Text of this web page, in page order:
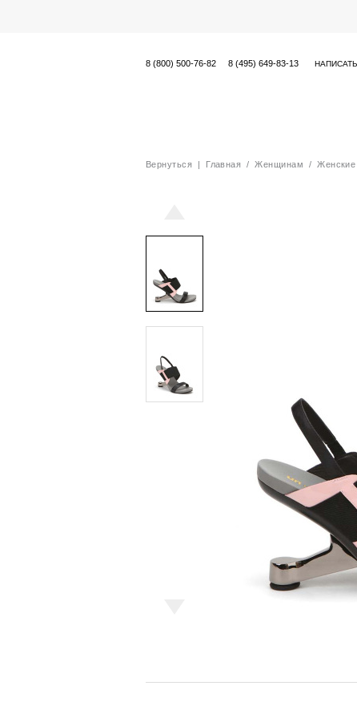
8 (800) 500-76-82 8 (495) 649-83-13
Вернуться| Главная /Женщинам /Женские